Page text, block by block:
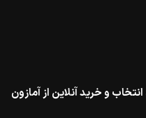
و خرید آنلاین از آمازون